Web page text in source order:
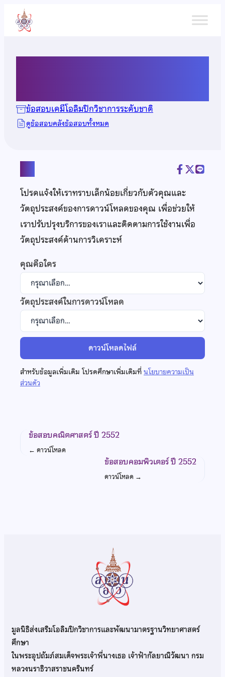
เนื้อหา
ข้อสอบเคมีโอลิมปิกวิชาการระดับชาติ
ดูข้อสอบคลังข้อสอบทั้งหมด
โปรดแจ้งให้เราทราบเล็กน้อยเกี่ยวกับตัวคุณและ
วัตถุประสงค์ของการดาวน์โหลดของคุณ เพื่อช่วยให้
เราปรับปรุงบริการของเราและติดตามการใช้งานเพื่อ
วัตถุประสงค์ด้านการวิเคราะห์
คุณคือใคร
วัตถุประสงค์ในการดาวน์โหลด
ดาวน์โหลดไฟล์
สำหรับข้อมูลเพิ่มเติม โปรดศึกษาเพิ่มเติมที่นโยบายความเป็น
ส่วนตัว
ข้อสอบคณิตศาสตร์ ปี 2552
← ดาวน์โหลด
ข้อสอบคอมพิวเตอร์ ปี 2552
ดาวน์โหลด →
มูลนิธิส่งเสริมโอลิมปิกวิชาการและพัฒนามาตรฐานวิทยาศาสตร์
ศึกษา
ในพระอุปถัมภ์สมเด็จพระเจ้าพี่นางเธอ เจ้าฟ้ากัลยาณิวัฒนา กรม
หลวงนราธิวาสราชนครินทร์